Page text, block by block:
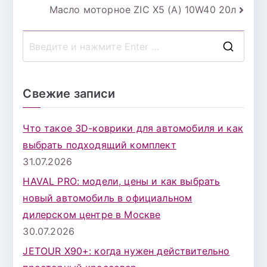
записям
Масло моторное ZIC X5 (A) 10W40 20л
Свежие записи
Что такое 3D-коврики для автомобиля и как
выбрать подходящий комплект
31.07.2026
HAVAL PRO: модели, цены и как выбрать
новый автомобиль в официальном
дилерском центре в Москве
30.07.2026
JETOUR X90+: когда нужен действительно